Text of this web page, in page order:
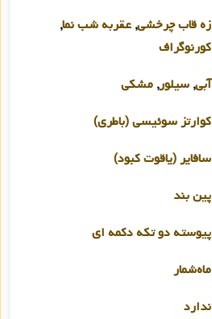
زه قاب چرخشی, عقربه شب نما,
کورنوگراف
آبی, سیلور, مشکی
کوارتز سوئیسی (باطری)
سافایر (یاقوت کبود)
پین بند
پیوسته دو تکه دکمه ای
ماه‌شمار
ندارد